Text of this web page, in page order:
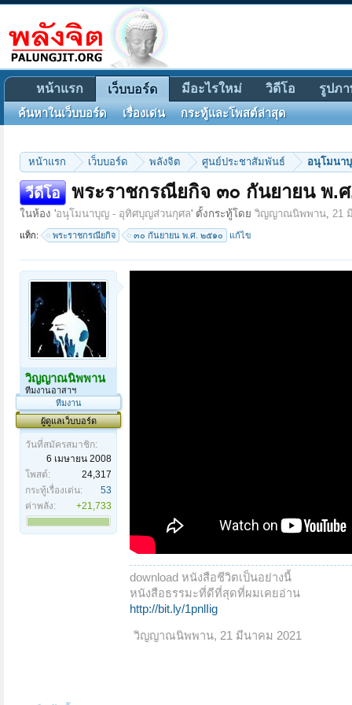
หน้าแรก เว็บบอร์ด พลังจิต ศูนย์ประชาสัมพันธ์ อนุโมนา
วีดีโอ พระราชกรณียกิจ ๓๐ กันยายน พ.
ในห้อง 'อนุโมนาบุญ - อุทิศบุญส่วนกุศล' ตั้งกระทู้โดย วิญญาณนิพพาน, 21
แท็ก: พระราชกรณียกิจ ๓๐ กันยายน พ.ศ. ๒๕๑๐ แก้ไข
วิญญาณนิพพาน
ทีมงานอาสาฯ
ทีมงาน
ผู้ดูแลเว็บบอร์ด
วันที่สมัครสมาชิก:
6 เมษายน 2008
โพสต์:
24,317
กระทู้เรื่องเด่น:
53
ค่าพลัง:
+21,733
download หนังสือชีวิตเป็นอย่างนี้
หนังสือธรรมะที่ดีที่สุดที่ผมเคยอ่าน
http://bit.ly/1pnlIig
วิญญาณนิพพาน, 21 มีนาคม 2021
หน้าแรก เว็บบอร์ด
ค้นหาในเว็บบอร์ด เรื่องเด่น กระทู้และโพสต์ล่าสุด
มีอะไรใหม่ วิดีโอ รูปภ